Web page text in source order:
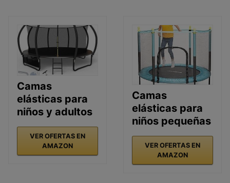
Camas
elásticas para
niños y adultos
VER OFERTAS EN
AMAZON
Camas
elásticas para
niños pequeñas
VER OFERTAS EN
AMAZON